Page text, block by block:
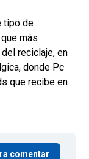
tipo de
más
reciclaje, en
donde Pc
que recibe en
comentar